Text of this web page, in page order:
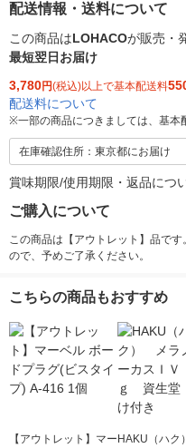
配送情報・送料について
この商品はLOHACOが販売・
最短翌日お届け
3,780円(税込)以上で基本配送料
配送料について
※一部の商品につきましては、基本
在庫確認住所：東京都にお届け
賞味期限/使用期限・返品につ
ご購入について
この商品は【アウトレット】品で
ので、予めご了承ください。
こちらの商品もおすすめ
【アウトレット】マー HAKU（ハ